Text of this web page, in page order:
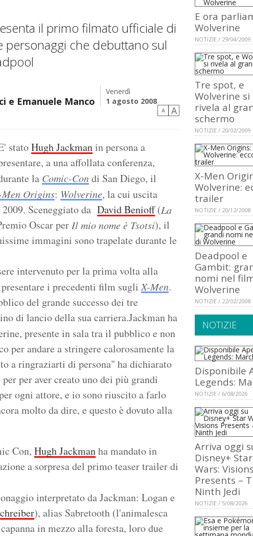
il primo filmato ufficiale di
personaggi che debuttano sul
e Emanuele Manco
Venerdì
1 agosto 2008
A A
statoHugh Jackmanin persona a
a una affollata conferenza,
la Comic-Condi San Diego, il
Men Origins: Wolverine, la cui uscita
Sceneggiato da David Benioff(La
Oscar perIl mio nome è Tsotsi), il
immagini sono trapelate durante le
intervenuto per la prima volta alla
i precedenti film sugliX-Men.
del grande successo dei tre
di lancio della sua carriera.Jackman ha
presente in sala tra il pubblico e non
per andare a stringere calorosamente la
a ringraziarti di persona" ha dichiarato
per aver creato uno dei più grandi
ogni attore, e io sono riuscito a farlo
molto da dire, e questo è dovuto alla
Con, Hugh Jackmanha mandato in
a sorpresa del primo teaser trailer di
interpretato da Jackman: Logan e
), alias Sabretooth (l'animalesca
in mezzo alla foresta, loro due
E ora
Wolverine
NOTIZIE / 29/04/2009
Tre spot, e
Wolverine si
rivela al
schermo
NOTIZIE / 20/02/2009
X-Men
Wolverine:
trailer
NOTIZIE / 20/12/2008
Deadpool e
Gambit:
nomi nel
Wolverine
NOTIZIE / 22/02/2008
NOTIZIE
Disponibile
Legends:
NOTIZIE / 6/08/2026
Arriva oggi
Disney+ Star
Wars: Visions
Presents –
Ninth Jedi
NOTIZIE / 5/08/2026